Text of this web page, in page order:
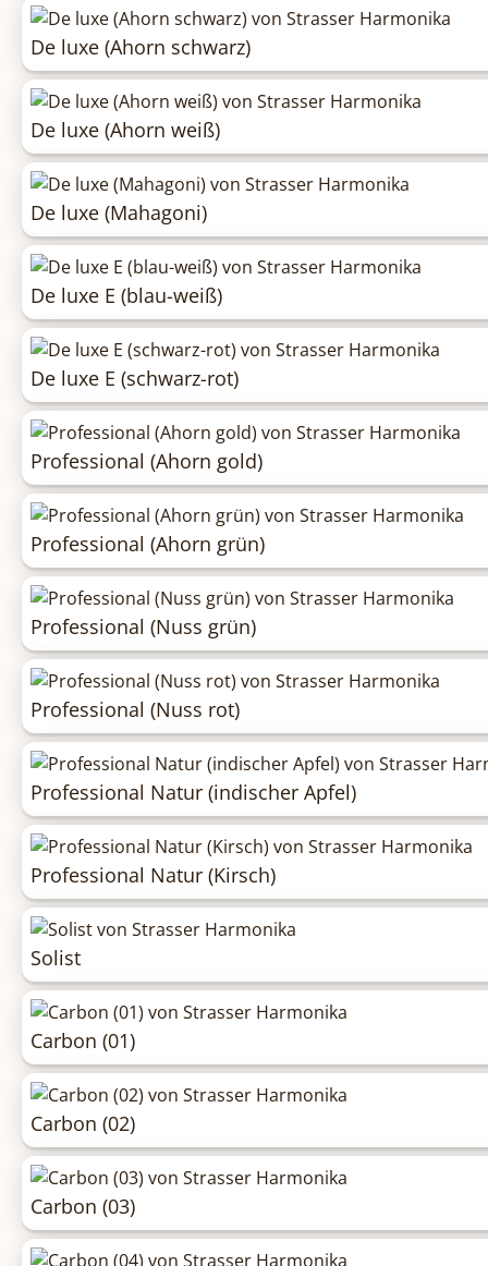
De luxe (Ahorn schwarz)
De luxe (Ahorn weiß)
De luxe (Mahagoni)
De luxe E (blau-weiß)
De luxe E (schwarz-rot)
Professional (Ahorn gold)
Professional (Ahorn grün)
Professional (Nuss grün)
Professional (Nuss rot)
Professional Natur (indischer Apfel)
Professional Natur (Kirsch)
Solist
Carbon (01)
Carbon (02)
Carbon (03)